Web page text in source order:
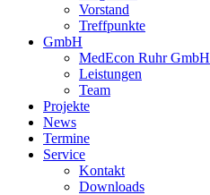
Vorstand
Treffpunkte
GmbH
MedEcon Ruhr GmbH
Leistungen
Team
Projekte
News
Termine
Service
Kontakt
Downloads